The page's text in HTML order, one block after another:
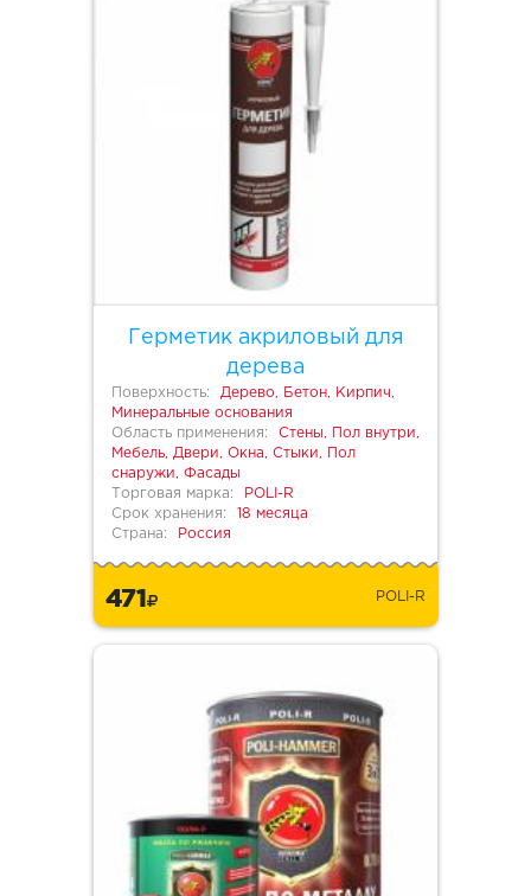
Герметик акриловый для
дерева
Поверхность:
Дерево, Бетон, Кирпич,
Минеральные основания
Область применения:
Стены, Пол внутри,
Мебель, Двери, Окна, Стыки, Пол
снаружи, Фасады
Торговая марка:
POLI-R
Срок хранения:
18 месяца
Страна:
Россия
471 POLI-R